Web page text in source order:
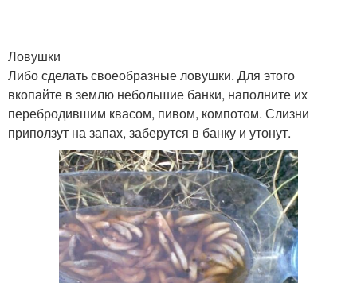
Ловушки
Либо сделать своеобразные ловушки. Для этого
вкопайте в землю небольшие банки, наполните их
перебродившим квасом, пивом, компотом. Слизни
приползут на запах, заберутся в банку и утонут.